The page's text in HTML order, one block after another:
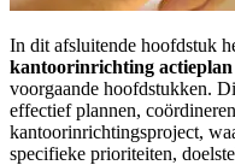
In dit afsluitende hoofdstuk
kantoorinrichting actieplan
voorgaande hoofdstukken.
effectief plannen,
kantoorinrichtingsproject,
specifieke prioriteiten,